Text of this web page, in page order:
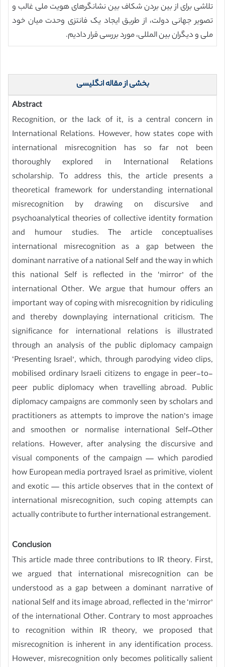
تلاشی برای از بین بردن شکاف بین نشانگرهای هویت ملی غالب و
تصویر جهانی دولت، از طریق ایجاد یک فانتزی وحدت میان خود
ملی و دیگران بین المللی، مورد بررسی قرار دادیم.
بخشی از مقاله انگلیسی
Abstract
Recognition, or the lack of it, is a central concern in
International Relations. However, how states cope with
international misrecognition has so far not been
thoroughly explored in International Relations
scholarship. To address this, the article presents a
theoretical framework for understanding international
misrecognition by drawing on discursive and
psychoanalytical theories of collective identity formation
and humour studies. The article conceptualises
international misrecognition as a gap between the
dominant narrative of a national Self and the way in which
this national Self is reflected in the ‘mirror’ of the
international Other. We argue that humour offers an
important way of coping with misrecognition by ridiculing
and thereby downplaying international criticism. The
significance for international relations is illustrated
through an analysis of the public diplomacy campaign
‘Presenting Israel’, which, through parodying video clips,
mobilised ordinary Israeli citizens to engage in peer-to-
peer public diplomacy when travelling abroad. Public
diplomacy campaigns are commonly seen by scholars and
practitioners as attempts to improve the nation’s image
and smoothen or normalise international Self–Other
relations. However, after analysing the discursive and
visual components of the campaign — which parodied
how European media portrayed Israel as primitive, violent
and exotic — this article observes that in the context of
international misrecognition, such coping attempts can
actually contribute to further international estrangement.
Conclusion
This article made three contributions to IR theory. First,
we argued that international misrecognition can be
understood as a gap between a dominant narrative of
national Self and its image abroad, reflected in the ‘mirror’
of the international Other. Contrary to most approaches
to recognition within IR theory, we proposed that
misrecognition is inherent in any identification process.
However, misrecognition only becomes politically salient